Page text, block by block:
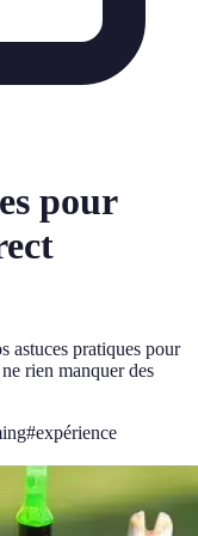
pour
astuces pratiques pour
rien manquer des
#expérience